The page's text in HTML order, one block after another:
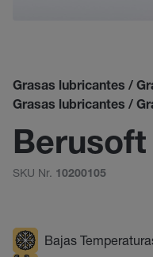
Grasas lubricantes /
Grasas lubricantes /
Berusoft
SKU Nr. 10200105
Bajas